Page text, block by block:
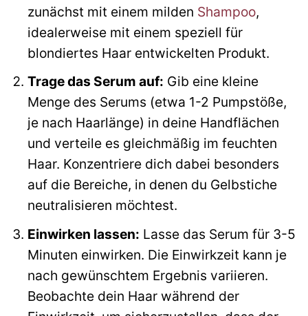
zunächst mit einem milden Shampoo,
idealerweise mit einem speziell für
blondiertes Haar entwickelten Produkt.
Trage das Serum auf: Gib eine kleine
Menge des Serums (etwa 1-2 Pumpstöße,
je nach Haarlänge) in deine Handflächen
und verteile es gleichmäßig im feuchten
Haar. Konzentriere dich dabei besonders
auf die Bereiche, in denen du Gelbstiche
neutralisieren möchtest.
Einwirken lassen: Lasse das Serum für 3-5
Minuten einwirken. Die Einwirkzeit kann je
nach gewünschtem Ergebnis variieren.
Beobachte dein Haar während der